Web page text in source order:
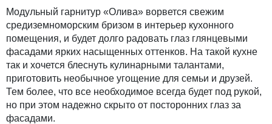
Модульный гарнитур «Олива» ворвется свежим
средиземноморским бризом в интерьер кухонного
помещения, и будет долго радовать глаз глянцевыми
фасадами ярких насыщенных оттенков. На такой кухне
так и хочется блеснуть кулинарными талантами,
приготовить необычное угощение для семьи и друзей.
Тем более, что все необходимое всегда будет под рукой,
но при этом надежно скрыто от посторонних глаз за
фасадами.